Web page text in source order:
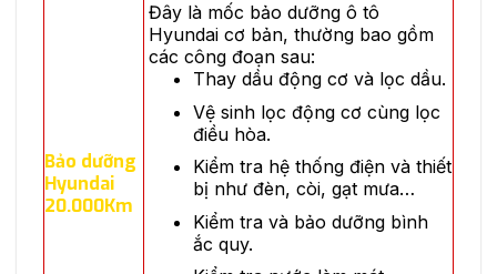
Bảo dưỡng
Hyundai
20.000Km
Đây là mốc bảo dưỡng ô tô
Hyundai cơ bản, thường bao gồm
các công đoạn sau:
Thay dầu động cơ và lọc dầu.
Vệ sinh lọc động cơ cùng lọc
điều hòa.
Kiểm tra hệ thống điện và thiết
bị như đèn, còi, gạt mưa…
Kiểm tra và bảo dưỡng bình
ắc quy.